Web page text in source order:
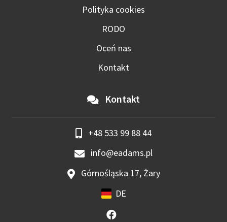
Polityka cookies
RODO
Oceń nas
Kontakt
Kontakt
+48 533 99 88 44
info@eadams.pl
Górnośląska 17, Żary
DE